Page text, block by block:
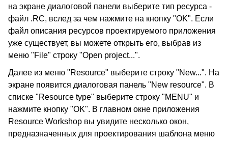
на экране диалоговой панели выберите тип ресурса -
файл .RC, вслед за чем нажмите на кнопку "OK". Если
файл описания ресурсов проектируемого приложения
уже существует, вы можете открыть его, выбрав из
меню "File" строку "Open project...".
Далее из меню "Resource" выберите строку "New...". На
экране появится диалоговая панель "New resource". В
списке "Resource type" выберите строку "MENU" и
нажмите кнопку "OK". В главном окне приложения
Resource Workshop вы увидите несколько окон,
предназначенных для проектирования шаблона меню